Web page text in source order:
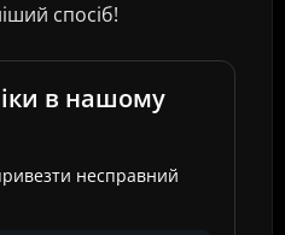
спосіб!
в нашому
несправний